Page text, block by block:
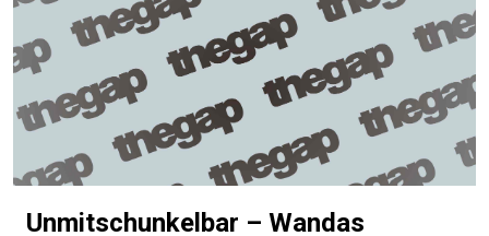
Unmitschunkelbar – Wandas